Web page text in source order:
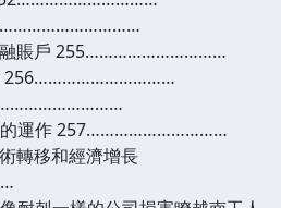
融賬戶 255…………………………
256…………………………
的運作 257…………………………
轉移和經濟增長